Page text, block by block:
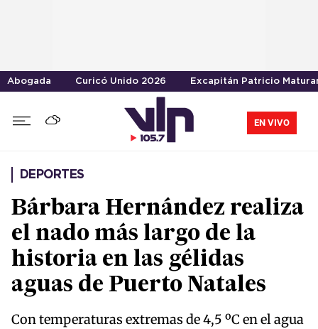
Abogada Curicó Unido 2026 Excapitán Patricio
EN VIVO
DEPORTES
Bárbara Hernández realiza
el nado más largo de la
historia en las gélidas
aguas de Puerto Natales
Con temperaturas extremas de 4,5 ºC en el agua